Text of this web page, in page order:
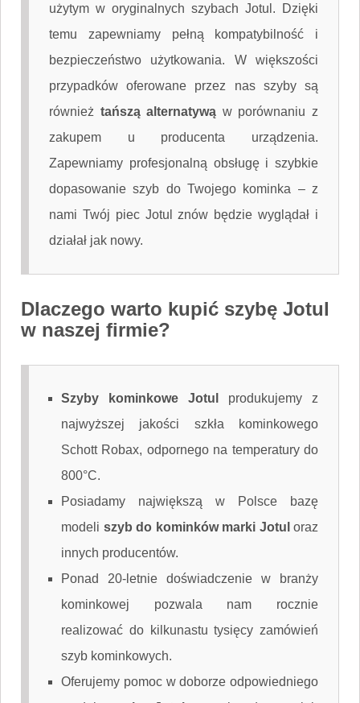
użytym w oryginalnych szybach Jotul. Dzięki
temu zapewniamy pełną kompatybilność i
bezpieczeństwo użytkowania. W większości
przypadków oferowane przez nas szyby są
również tańszą alternatywą w porównaniu z
zakupem u producenta urządzenia.
Zapewniamy profesjonalną obsługę i szybkie
dopasowanie szyb do Twojego kominka – z
nami Twój piec Jotul znów będzie wyglądał i
działał jak nowy.
Dlaczego warto kupić szybę Jotul
w naszej firmie?
Szyby kominkowe Jotul
produkujemy z
najwyższej jakości szkła kominkowego
Schott Robax, odpornego na temperatury do
800°C.
Posiadamy największą w Polsce bazę
modeli szyb do kominków marki Jotul oraz
innych producentów.
Ponad 20-letnie doświadczenie w branży
kominkowej pozwala nam rocznie
realizować do kilkunastu tysięcy zamówień
szyb kominkowych.
Oferujemy pomoc w doborze odpowiedniego